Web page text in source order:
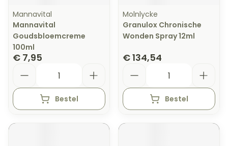
Mannavital
Mannavital
Goudsbloemcreme
100ml
€ 7,95
Bestel
Molnlycke
Granulox Chronische
Wonden Spray 12ml
€ 134,54
Bestel